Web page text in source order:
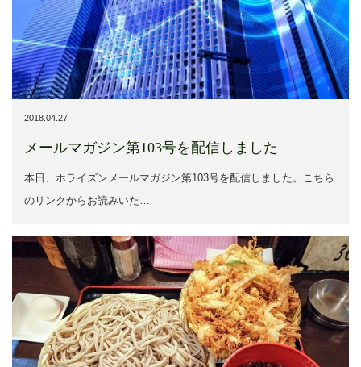
2018.04.27
メールマガジン第103号を配信しました
本日、ホライズンメールマガジン第103号を配信しました。こちら
のリンクからお読みいた…